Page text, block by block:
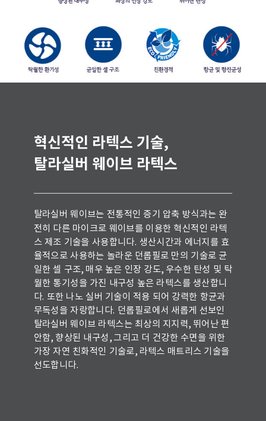
혁신적인 라텍스 기술,
탈라실버 웨이브 라텍스
탈라실버 웨이브는 전통적인 증기 압축 방식과는 완
전히 다른 마이크로 웨이브를 이용한 혁신적인 라텍
스 제조 기술을 사용합니다. 생산시간과 에너지를 효
율적으로 사용하는 놀라운 던롭필로 만의 기술로 균
일한 셀 구조, 매우 높은 인장 강도, 우수한 탄성 및 탁
월한 통기성을 가진 내구성 높은 라텍스를 생산합니
다. 또한 나노 실버 기술이 적용 되어 강력한 항균과
무독성을 자랑합니다. 던롭필로에서 새롭게 선보인
탈라실버 웨이브 라텍스는 최상의 지지력, 뛰어난 편
안함, 향상된 내구성, 그리고 더 건강한 수면을 위한
가장 자연 친화적인 기술로, 라텍스 매트리스 기술을
선도합니다.